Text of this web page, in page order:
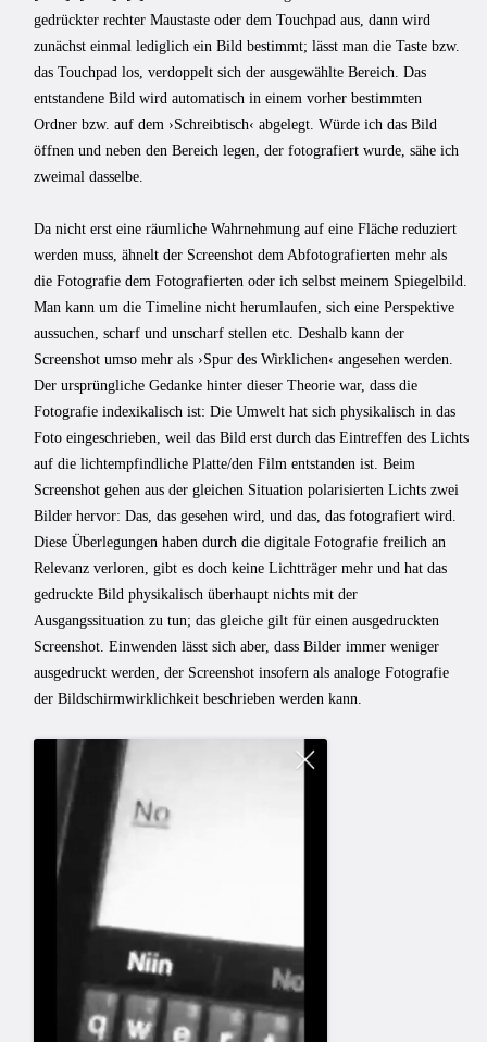
gedrückter rechter Maustaste oder dem Touchpad aus, dann wird
zunächst einmal lediglich ein Bild bestimmt; lässt man die Taste bzw.
das Touchpad los, verdoppelt sich der ausgewählte Bereich. Das
entstandene Bild wird automatisch in einem vorher bestimmten
Ordner bzw. auf dem ›Schreibtisch‹ abgelegt. Würde ich das Bild
öffnen und neben den Bereich legen, der fotografiert wurde, sähe ich
zweimal dasselbe.
Da nicht erst eine räumliche Wahrnehmung auf eine Fläche reduziert
werden muss, ähnelt der Screenshot dem Abfotografierten mehr als
die Fotografie dem Fotografierten oder ich selbst meinem Spiegelbild.
Man kann um die Timeline nicht herumlaufen, sich eine Perspektive
aussuchen, scharf und unscharf stellen etc. Deshalb kann der
Screenshot umso mehr als ›Spur des Wirklichen‹ angesehen werden.
Der ursprüngliche Gedanke hinter dieser Theorie war, dass die
Fotografie indexikalisch ist: Die Umwelt hat sich physikalisch in das
Foto eingeschrieben, weil das Bild erst durch das Eintreffen des Lichts
auf die lichtempfindliche Platte/den Film entstanden ist. Beim
Screenshot gehen aus der gleichen Situation polarisierten Lichts zwei
Bilder hervor: Das, das gesehen wird, und das, das fotografiert wird.
Diese Überlegungen haben durch die digitale Fotografie freilich an
Relevanz verloren, gibt es doch keine Lichtträger mehr und hat das
gedruckte Bild physikalisch überhaupt nichts mit der
Ausgangssituation zu tun; das gleiche gilt für einen ausgedruckten
Screenshot. Einwenden lässt sich aber, dass Bilder immer weniger
ausgedruckt werden, der Screenshot insofern als analoge Fotografie
der Bildschirmwirklichkeit beschrieben werden kann.